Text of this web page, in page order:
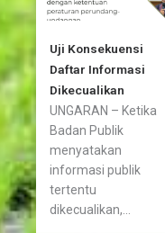
Uji Konsekuensi
Daftar Informasi
Dikecualikan
UNGARAN – Ketika
Badan Publik
menyatakan
informasi publik
tertentu
dikecualikan,...